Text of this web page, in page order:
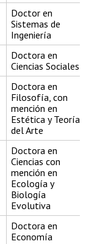
Doctor en
Sistemas de
Ingeniería
Doctora en
Ciencias Sociales
Doctora en
Filosofía, con
mención en
Estética y Teoría
del Arte
Doctora en
Ciencias con
mención en
Ecología y
Biología
Evolutiva
Doctora en
Economía